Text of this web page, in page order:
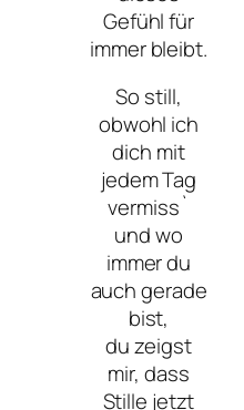
Gefühl für
immer bleibt.
So still,
obwohl ich
dich mit
jedem Tag
vermiss`
und wo
immer du
auch gerade
bist,
du zeigst
mir, dass
Stille jetzt